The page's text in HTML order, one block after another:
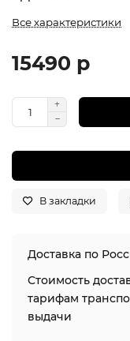
Все характеристики
15490 р
В закладки
Доставка по
Стоимость
тарифам
выдачи